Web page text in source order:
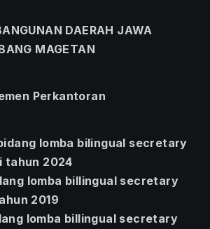
DAERAH JAWA
MAGETAN
Perkantoran
lomba bilingual secretary
tahun 2024
lomba billingual secretary
2019
lomba billingual secretary